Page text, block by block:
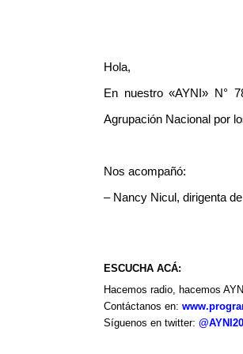
to search or ESC to close
Hola,
En nuestro «AYNI» N°
Agrupación Nacional por
Nos acompañó:
– Nancy Nicul, dirigenta
ESCUCHA ACÁ:
Hacemos radio, hacemos AYNI
Contáctanos en:
Síguenos en twitter: